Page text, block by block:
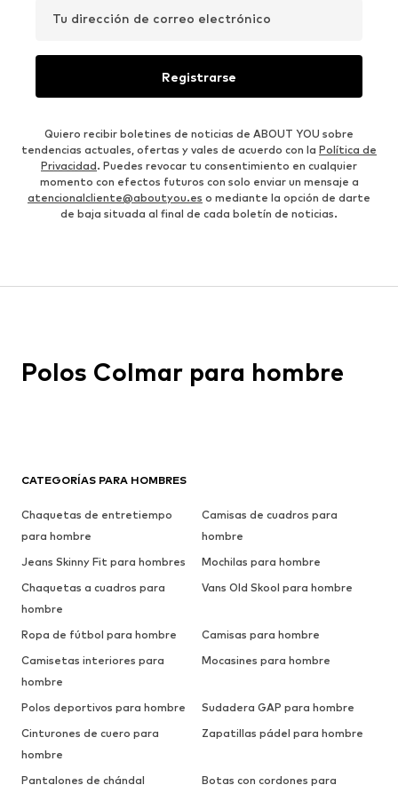
Tu dirección de correo electrónico
Registrarse
Quiero recibir boletines de noticias de ABOUT YOU sobre
tendencias actuales, ofertas y vales de acuerdo con la Política de
Privacidad. Puedes revocar tu consentimiento en cualquier
momento con efectos futuros con solo enviar un mensaje a
atencionalcliente@aboutyou.es o mediante la opción de darte
de baja situada al final de cada boletín de noticias.
CATEGORÍAS PARA HOMBRES
Chaquetas de entretiempo
para hombre
Camisas de cuadros para
hombre
Jeans Skinny Fit para hombres
Mochilas para hombre
Chaquetas a cuadros para
hombre
Vans Old Skool para hombre
Ropa de fútbol para hombre
Camisas para hombre
Camisetas interiores para
hombre
Mocasines para hombre
Polos deportivos para hombre
Sudadera GAP para hombre
Cinturones de cuero para
hombre
Zapatillas pádel para hombre
Pantalones de chándal
Botas con cordones para
Polos Colmar para hombre